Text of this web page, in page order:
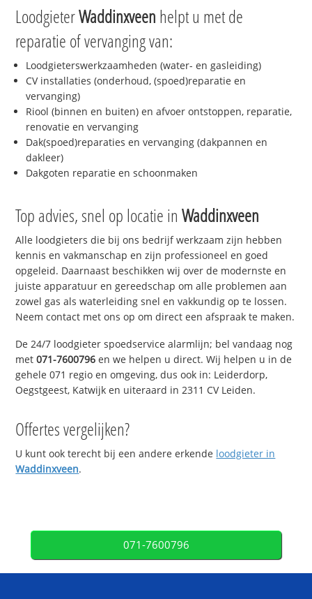
LoodgieterWaddinxveen helpt u met de
reparatie of vervanging van:
Loodgieterswerkzaamheden (water- en gasleiding)
CV installaties (onderhoud, (spoed)reparatie en
vervanging)
Riool (binnen en buiten) en afvoer ontstoppen, reparatie,
renovatie en vervanging
Dak(spoed)reparaties en vervanging (dakpannen en
dakleer)
Dakgoten reparatie en schoonmaken
Top advies, snel op locatie inWaddinxveen
Alle loodgieters die bij ons bedrijf werkzaam zijn hebben
kennis en vakmanschap en zijn professioneel en goed
opgeleid. Daarnaast beschikken wij over de modernste en
juiste apparatuur en gereedschap om alle problemen aan
zowel gas als waterleiding snel en vakkundig op te lossen.
Neem contact met ons op om direct een afspraak te maken.
De 24/7 loodgieter spoedservice alarmlijn; bel vandaag nog
met071-7600796 en we helpen u direct. Wij helpen u in de
gehele 071 regio en omgeving, dus ook in: Leiderdorp,
Oegstgeest, Katwijk en uiteraard in 2311 CV Leiden.
Offertes vergelijken?
U kunt ook terecht bij een andere erkende loodgieter in
Waddinxveen.
071-7600796